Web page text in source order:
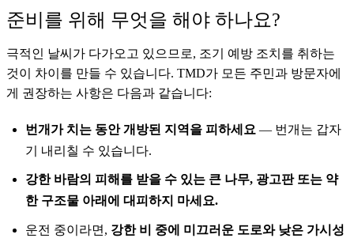
준비를 위해 무엇을 해야 하나요?
극적인 날씨가 다가오고 있으므로, 조기 예방 조치를 취하는
것이 차이를 만들 수 있습니다. TMD가 모든 주민과 방문자에
게 권장하는 사항은 다음과 같습니다:
번개가 치는 동안 개방된 지역을 피하세요 — 번개는 갑자
기 내리칠 수 있습니다.
강한 바람의 피해를 받을 수 있는 큰 나무, 광고판 또는 약
한 구조물 아래에 대피하지 마세요.
운전 중이라면, 강한 비 중에 미끄러운 도로와 낮은 가시성